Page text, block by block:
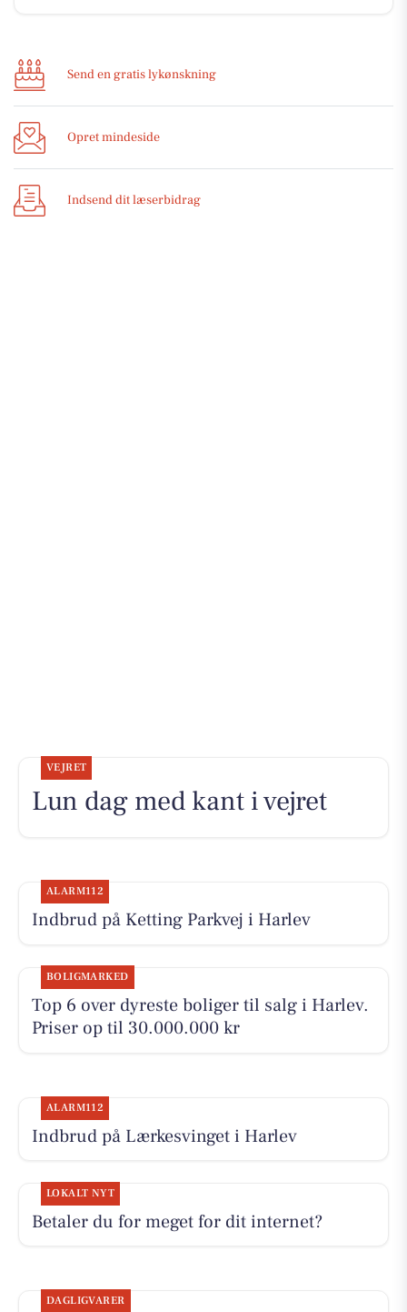
Send en gratis lykønskning
Opret mindeside
Indsend dit læserbidrag
VEJRET
Lun dag med kant i vejret
ALARM112
Indbrud på Ketting Parkvej i Harlev
BOLIGMARKED
Top 6 over dyreste boliger til salg i Harlev.
Priser op til 30.000.000 kr
ALARM112
Indbrud på Lærkesvinget i Harlev
LOKALT NYT
Betaler du for meget for dit internet?
DAGLIGVARER